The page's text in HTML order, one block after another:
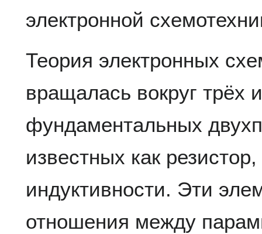
электронной
Теория электронных
вращалась вокруг трёх
фундаментальных
известных как
индуктивности. Эти
отношения между